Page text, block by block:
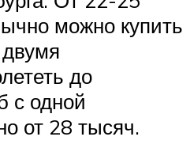
можно купить
до
с одной
от 28 тысяч.